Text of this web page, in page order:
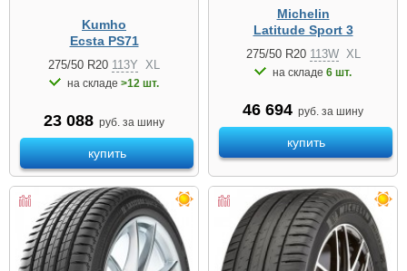
Kumho
Ecsta PS71
275/50 R20 113Y XL
на складе >12 шт.
23 088 руб. за шину
купить
Michelin
Latitude Sport 3
275/50 R20 113W XL
на складе 6 шт.
46 694 руб. за шину
купить